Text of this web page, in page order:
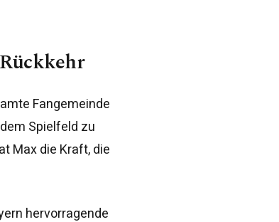
Fangemeinde
Spielfeld zu
Max die Kraft, die
hervorragende